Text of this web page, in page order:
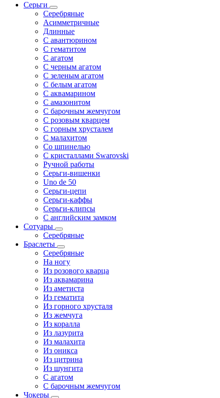
Серьги
Серебряные
Асимметричные
Длинные
С авантюрином
С гематитом
С агатом
С черным агатом
С зеленым агатом
С белым агатом
С аквамарином
С амазонитом
С барочным жемчугом
С розовым кварцем
С горным хрусталем
С малахитом
Со шпинелью
С кристаллами Swarovski
Ручной работы
Серьги-вишенки
Uno de 50
Серьги-цепи
Серьги-каффы
Серьги-клипсы
С английским замком
Сотуары
Серебряные
Браслеты
Серебряные
На ногу
Из розового кварца
Из аквамарина
Из аметиста
Из гематита
Из горного хрусталя
Из жемчуга
Из коралла
Из лазурита
Из малахита
Из оникса
Из цитрина
Из шунгита
С агатом
С барочным жемчугом
Чокеры